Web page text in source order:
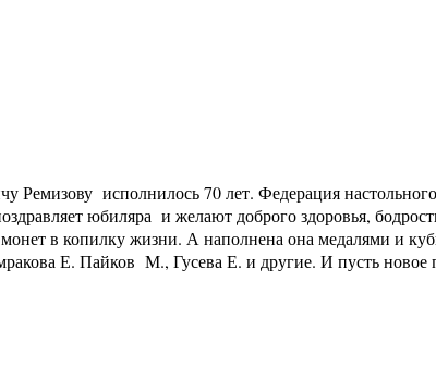
Ремизову исполнилось 70 лет. Федерация
юбиляра и желают доброго здоровья,
в копилку жизни. А наполнена она медалями и
Е. Пайков М., Гусева Е. и другие. И пусть новое